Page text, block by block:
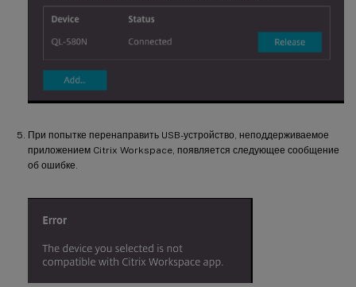
При попытке перенаправить USB-устройство, неподдерживаемое
приложением Citrix Workspace, появляется следующее сообщение
об ошибке.